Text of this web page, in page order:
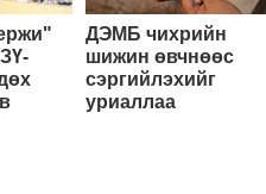
ДЭМБ чихрийн
шижин өвчнөөс
сэргийлэхийг
уриаллаа